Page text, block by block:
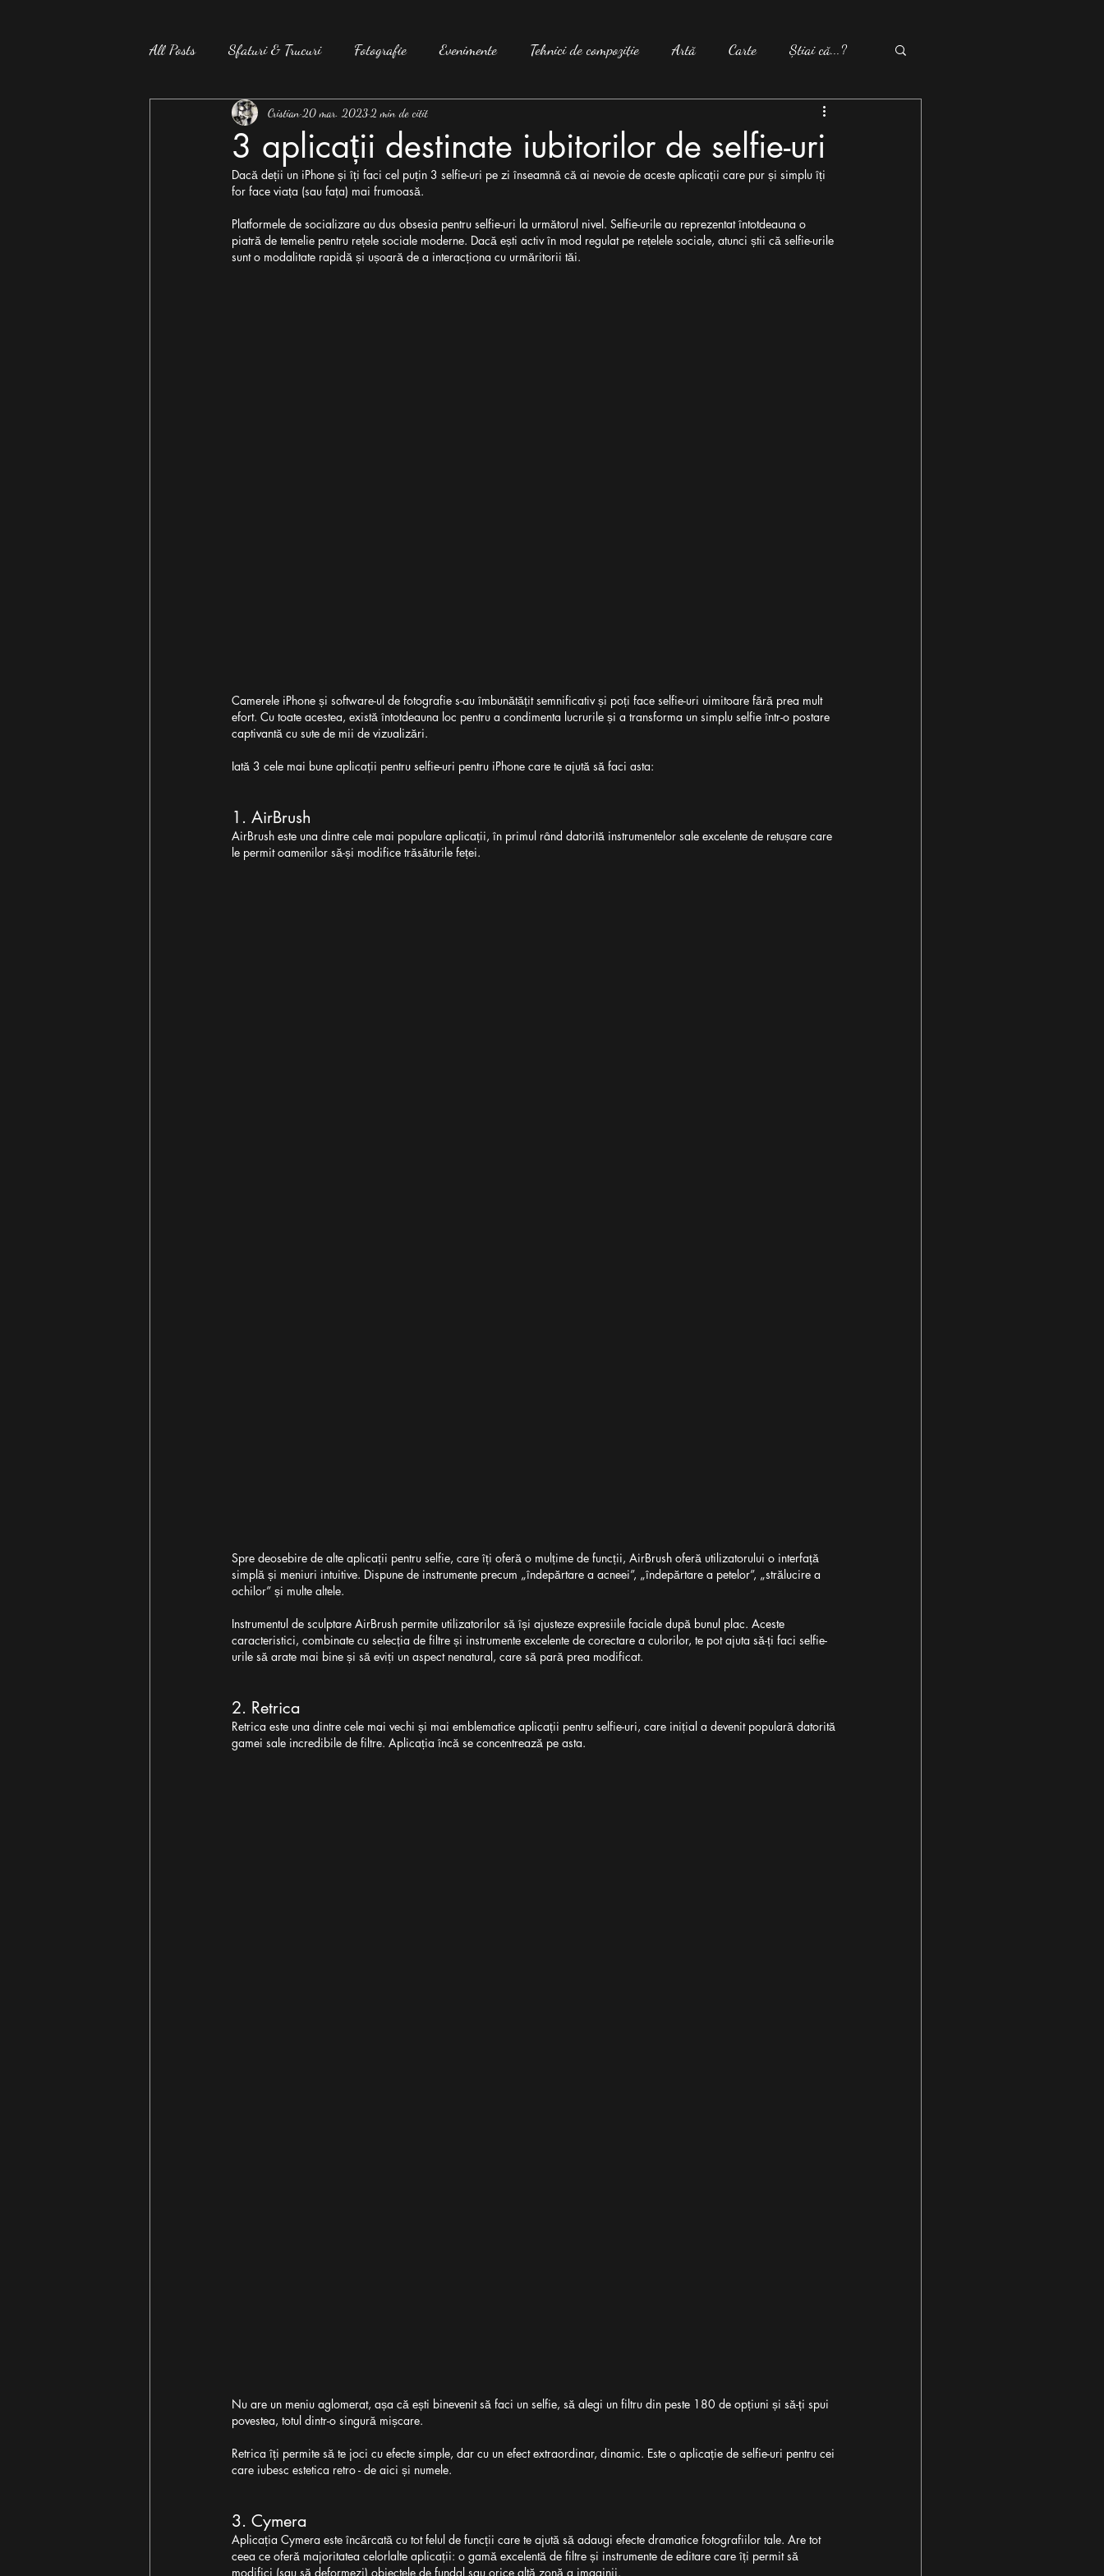
All Posts Sfaturi & Trucuri Fotografie Evenimente Tehnici de compoziție Artă Carte Știai că...?
Studiu
3 aplicații destinate iubitorilor de selfie-uri
Cristian20 mar. 20232 min de citit
Dacă deții un iPhone și îți faci cel puțin 3 selfie-uri pe zi înseamnă că ai nevoie de aceste aplicații care pur și simplu îți
for face viața (sau fața) mai frumoasă.
Platformele de socializare au dus obsesia pentru selfie-uri la următorul nivel. Selfie-urile au reprezentat întotdeauna o
piatră de temelie pentru rețele sociale moderne. Dacă ești activ în mod regulat pe rețelele sociale, atunci știi că selfie-urile
sunt o modalitate rapidă și ușoară de a interacționa cu urmăritorii tăi.
Camerele iPhone și software-ul de fotografie s-au îmbunătățit semnificativ și poți face selfie-uri uimitoare fără prea mult
efort. Cu toate acestea, există întotdeauna loc pentru a condimenta lucrurile și a transforma un simplu selfie într-o postare
captivantă cu sute de mii de vizualizări.
Iată 3 cele mai bune aplicații pentru selfie-uri pentru iPhone care te ajută să faci asta:
1. AirBrush
AirBrush este una dintre cele mai populare aplicații, în primul rând datorită instrumentelor sale excelente de retușare care
le permit oamenilor să-și modifice trăsăturile feței.
Spre deosebire de alte aplicații pentru selfie, care îți oferă o mulțime de funcții, AirBrush oferă utilizatorului o interfață
simplă și meniuri intuitive. Dispune de instrumente precum „îndepărtare a acneei”, „îndepărtare a petelor”, „strălucire a
ochilor” și multe altele.
Instrumentul de sculptare AirBrush permite utilizatorilor să își ajusteze expresiile faciale după bunul plac. Aceste
caracteristici, combinate cu selecția de filtre și instrumente excelente de corectare a culorilor, te pot ajuta să-ți faci selfie-
urile să arate mai bine și să eviți un aspect nenatural, care să pară prea modificat.
2. Retrica
Retrica este una dintre cele mai vechi și mai emblematice aplicații pentru selfie-uri, care inițial a devenit populară datorită
gamei sale incredibile de filtre. Aplicația încă se concentrează pe asta.
Nu are un meniu aglomerat, așa că ești binevenit să faci un selfie, să alegi un filtru din peste 180 de opțiuni și să-ți spui
povestea, totul dintr-o singură mișcare.
Retrica îți permite să te joci cu efecte simple, dar cu un efect extraordinar, dinamic. Este o aplicație de selfie-uri pentru cei
care iubesc estetica retro - de aici și numele.
3. Cymera
Aplicația Cymera este încărcată cu tot felul de funcții care te ajută să adaugi efecte dramatice fotografiilor tale. Are tot
ceea ce oferă majoritatea celorlalte aplicații: o gamă excelentă de filtre și instrumente de editare care îți permit să
modifici (sau să deformezi) obiectele de fundal sau orice altă zonă a imaginii.